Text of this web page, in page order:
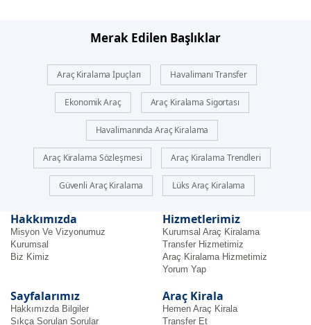
ipuçlarına,
kampanyalardan
ilham
verici
hikayelere
bir
yelpazede
Merak Edilen Başlıklar
Araç Kiralama İpuçları Havalimanı Transfer
Ekonomik Araç Araç Kiralama Sigortası
Havalimanında Araç Kiralama
Araç Kiralama Sözleşmesi Araç Kiralama Trendleri
Güvenli Araç Kiralama Lüks Araç Kiralama
Hakkımızda
Misyon Ve Vizyonumuz
Kurumsal
Biz Kimiz
Hizmetlerimiz
Kurumsal Araç Kiralama
Transfer Hizmetimiz
Araç Kiralama Hizmetimiz
Yorum Yap
Sayfalarımız
Hakkımızda Bilgiler
Sıkça Sorulan Sorular
Araç Kirala
Hemen Araç Kirala
Transfer Et